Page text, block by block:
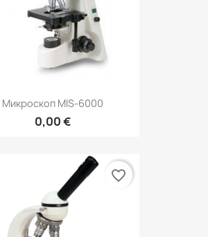
Микроскоп MIS-6000
0,00 €
favorite_border